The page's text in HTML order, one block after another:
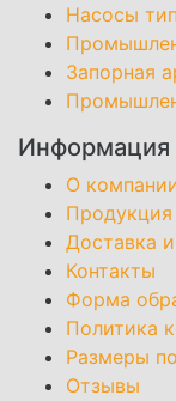
Насосы
Запорная
Информация
О
Продукция
Доставка
Контакты
Форма
Политика
Размеры
Отзывы